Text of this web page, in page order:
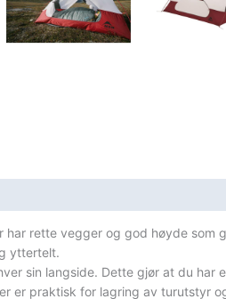
har rette vegger og god høyde
yttertelt.
sin langside. Dette gjør at du
er praktisk for lagring av turutstyr